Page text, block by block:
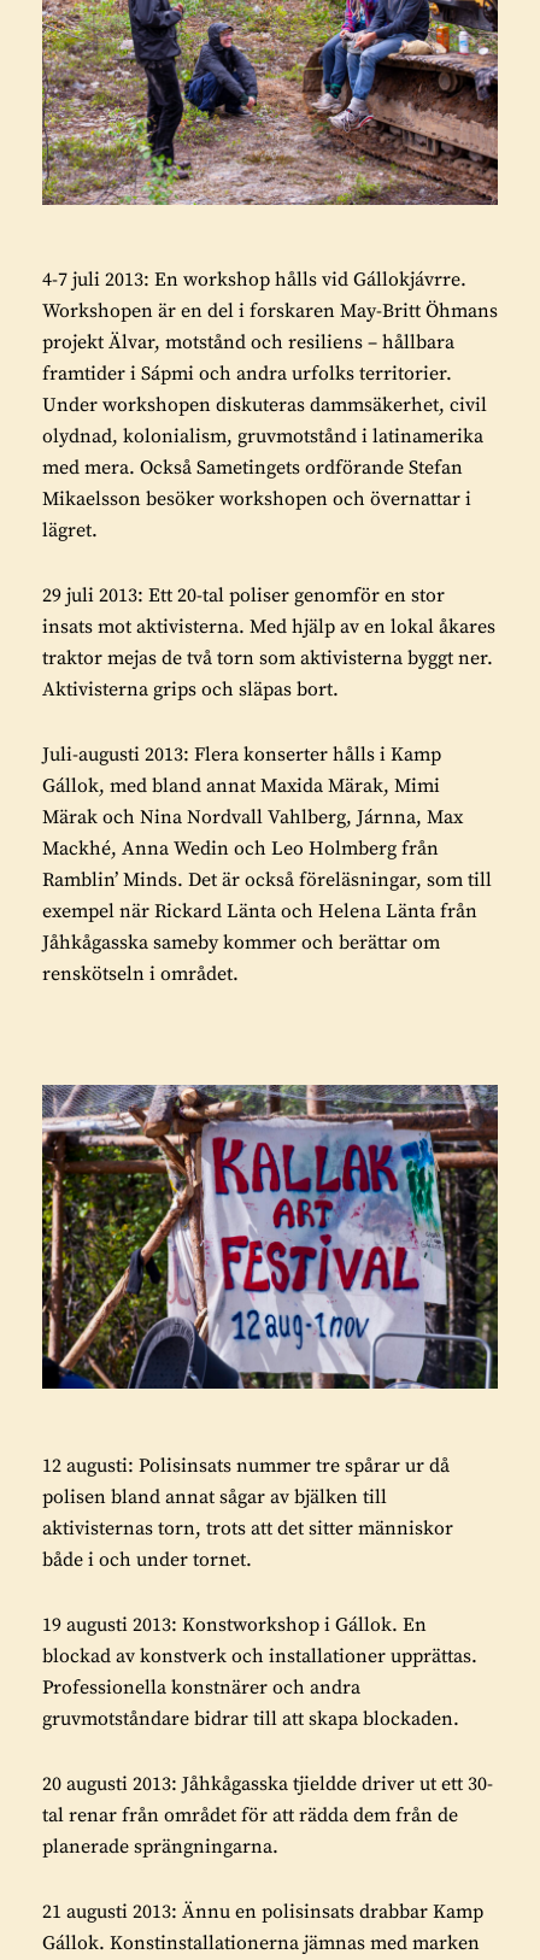
4-7 juli 2013: En workshop hålls vid Gállokjávrre.
Workshopen är en del i forskaren May-Britt Öhmans
projekt Älvar, motstånd och resiliens – hållbara
framtider i Sápmi och andra urfolks territorier.
Under workshopen diskuteras dammsäkerhet, civil
olydnad, kolonialism, gruvmotstånd i latinamerika
med mera. Också Sametingets ordförande Stefan
Mikaelsson besöker workshopen och övernattar i
lägret.
29 juli 2013: Ett 20-tal poliser genomför en stor
insats mot aktivisterna. Med hjälp av en lokal åkares
traktor mejas de två torn som aktivisterna byggt ner.
Aktivisterna grips och släpas bort.
Juli-augusti 2013: Flera konserter hålls i Kamp
Gállok, med bland annat Maxida Märak, Mimi
Märak och Nina Nordvall Vahlberg, Járnna, Max
Mackhé, Anna Wedin och Leo Holmberg från
Ramblin’ Minds. Det är också föreläsningar, som till
exempel när Rickard Länta och Helena Länta från
Jåhkågasska sameby kommer och berättar om
renskötseln i området.
12 augusti: Polisinsats nummer tre spårar ur då
polisen bland annat sågar av bjälken till
aktivisternas torn, trots att det sitter människor
både i och under tornet.
19 augusti 2013: Konstworkshop i Gállok. En
blockad av konstverk och installationer upprättas.
Professionella konstnärer och andra
gruvmotståndare bidrar till att skapa blockaden.
20 augusti 2013: Jåhkågasska tjieldde driver ut ett 30-
tal renar från området för att rädda dem från de
planerade sprängningarna.
21 augusti 2013: Ännu en polisinsats drabbar Kamp
Gállok. Konstinstallationerna jämnas med marken